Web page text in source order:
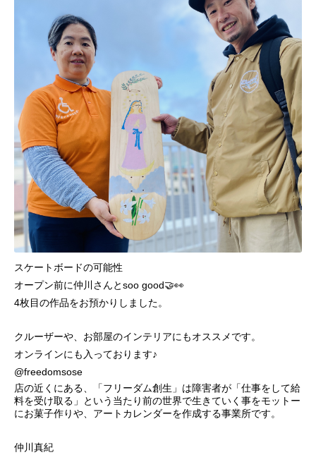
スケートボードの可能性
オープン前に仲川さんとsoo good🤝👀
4枚目の作品をお預かりしました。
クルーザーや、お部屋のインテリアにもオススメです。
オンラインにも入っております♪
@freedomsose
店の近くにある、「フリーダム創生」は障害者が「仕事をして給
料を受け取る」という当たり前の世界で生きていく事をモットー
にお菓子作りや、アートカレンダーを作成する事業所です。
仲川真紀